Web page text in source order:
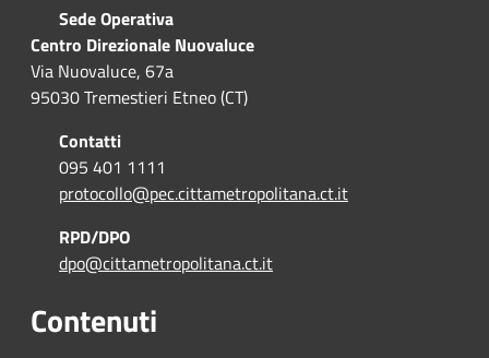
Sede Operativa
Centro Direzionale Nuovaluce
Via Nuovaluce, 67a
95030 Tremestieri Etneo (CT)
Contatti
095 401 1111
protocollo@pec.cittametropolitana.ct.it
RPD/DPO
dpo@cittametropolitana.ct.it
Contenuti